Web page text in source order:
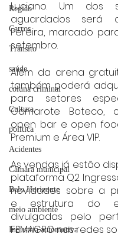
Região
Carros
Trânsito
saúde
coluna criminal
Cultura
politica
Acidentes
Câmara municipal
Belo Horizonte
meio ambiente
Industria automotiva
Luciano. Um dos
aguardados será
Pereira, marcado
setembro.
Além da arena
também poderá
para setores
Camarote Boteco,
open bar e open
Premium e Área VIP.
As vendas já estão
plataforma Q2
novidades sobre a
e estrutura do
divulgadas pelo
FEMAGRO nas redes